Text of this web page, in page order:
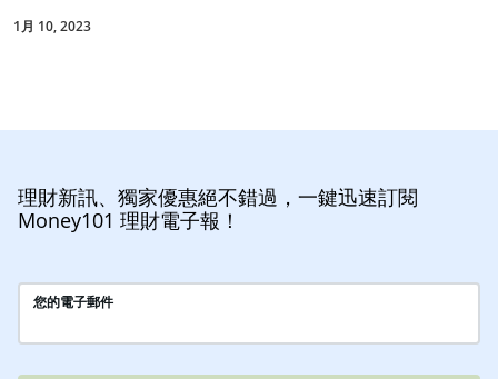
1月 10, 2023
理財新訊、獨家優惠絕不錯過，一鍵迅速訂閱
Money101 理財電子報！